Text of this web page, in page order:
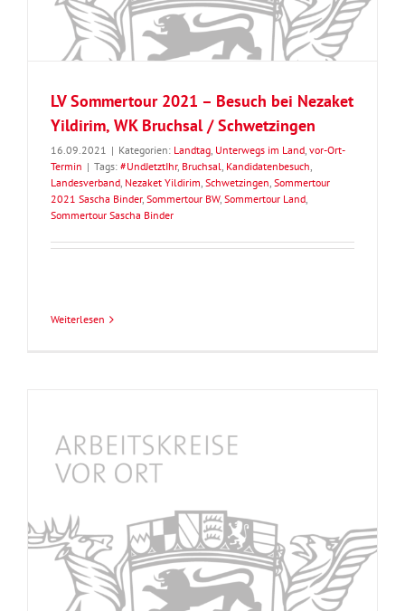
LV Sommertour 2021 – Besuch bei Nezaket
Yildirim, WK Bruchsal / Schwetzingen
16.09.2021 | Kategorien: Landtag, Unterwegs im Land, vor-Ort-
Termin | Tags: #UndJetztIhr, Bruchsal, Kandidatenbesuch,
Landesverband, Nezaket Yildirim, Schwetzingen, Sommertour
2021 Sascha Binder, Sommertour BW, Sommertour Land,
Sommertour Sascha Binder
Weiterlesen